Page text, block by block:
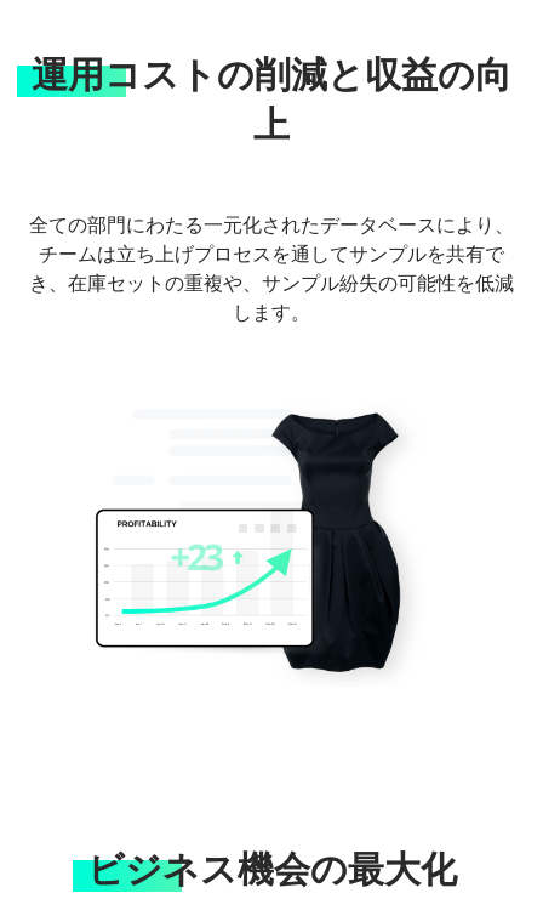
運用コストの削減と収益の向
上
全ての部門にわたる一元化されたデータベースにより、
チームは立ち上げプロセスを通してサンプルを共有で
き、在庫セットの重複や、サンプル紛失の可能性を低減
します。
ビジネス機会の最大化